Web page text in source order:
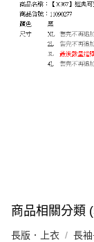
商品相關分類
長版．上衣 長